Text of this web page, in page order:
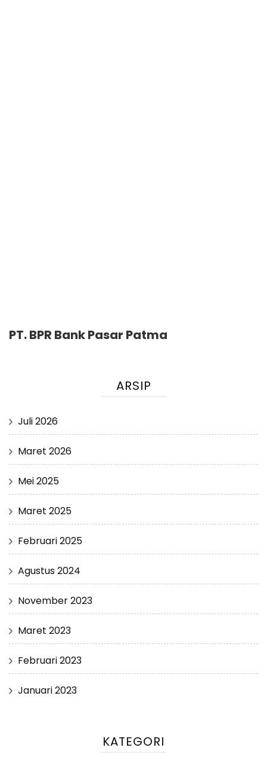
PT. BPR Bank Pasar Patma
ARSIP
Juli 2026
Maret 2026
Mei 2025
Maret 2025
Februari 2025
Agustus 2024
November 2023
Maret 2023
Februari 2023
Januari 2023
KATEGORI